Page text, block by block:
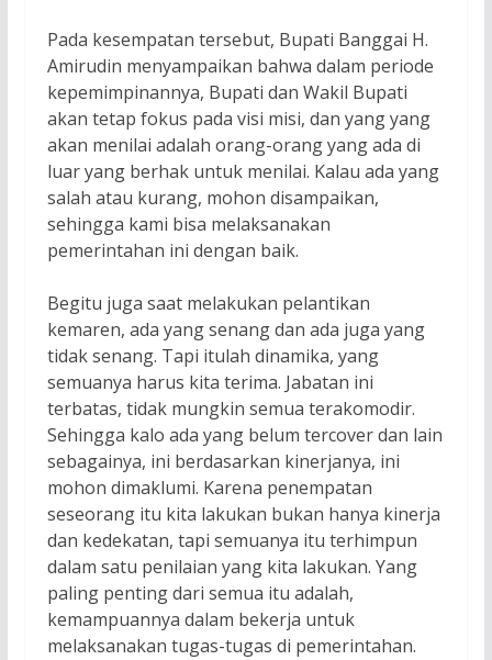
Pada kesempatan tersebut, Bupati Banggai H.
Amirudin menyampaikan bahwa dalam periode
kepemimpinannya, Bupati dan Wakil Bupati
akan tetap fokus pada visi misi, dan yang yang
akan menilai adalah orang-orang yang ada di
luar yang berhak untuk menilai. Kalau ada yang
salah atau kurang, mohon disampaikan,
sehingga kami bisa melaksanakan
pemerintahan ini dengan baik.
Begitu juga saat melakukan pelantikan
kemaren, ada yang senang dan ada juga yang
tidak senang. Tapi itulah dinamika, yang
semuanya harus kita terima. Jabatan ini
terbatas, tidak mungkin semua terakomodir.
Sehingga kalo ada yang belum tercover dan lain
sebagainya, ini berdasarkan kinerjanya, ini
mohon dimaklumi. Karena penempatan
seseorang itu kita lakukan bukan hanya kinerja
dan kedekatan, tapi semuanya itu terhimpun
dalam satu penilaian yang kita lakukan. Yang
paling penting dari semua itu adalah,
kemampuannya dalam bekerja untuk
melaksanakan tugas-tugas di pemerintahan.